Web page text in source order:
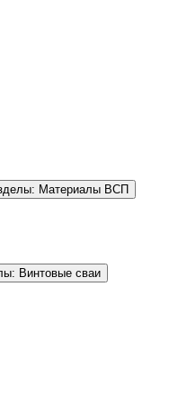
Материалы ВСП
Винтовые сваи